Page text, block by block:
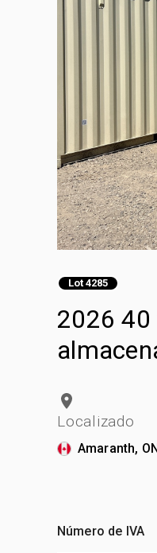
Lot 4285
2026 40
Localizado
Amaranth,
Número de IVA